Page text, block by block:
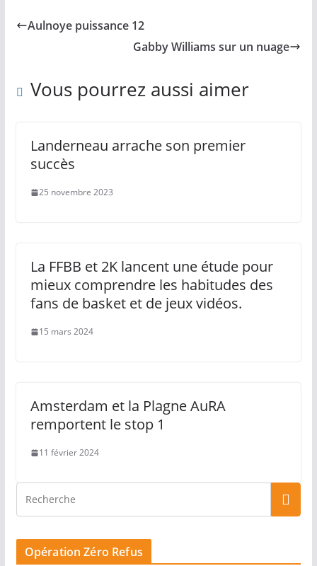
Aulnoye puissance 12
Gabby Williams sur un nuage
Vous pourrez aussi aimer
Landerneau arrache son premier
succès
25 novembre 2023
La FFBB et 2K lancent une étude pour
mieux comprendre les habitudes des
fans de basket et de jeux vidéos.
15 mars 2024
Amsterdam et la Plagne AuRA
remportent le stop 1
11 février 2024
Opération Zéro Refus